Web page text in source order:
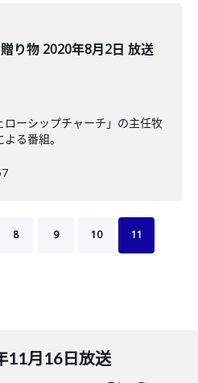
り物 2020年8月2日 放送
ーシップチャーチ」の主任牧
る番組。
8 9 10 11
11月16日放送